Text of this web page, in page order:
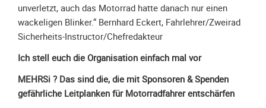
Aktionen
Info/Presse
Unterfahrschutz
Unterfahrschutz
-
unverletzt, auch das Motorrad hatte danach nur einen
wackeligen Blinker.“ Bernhard Eckert, Fahrlehrer/Zweirad
Sicherheits-Instructor/Chefredakteur
Ich stell euch die Organisation einfach mal vor
MEHRSi ? Das sind die, die mit Sponsoren & Spenden
gefährliche Leitplanken für Motorradfahrer entschärfen